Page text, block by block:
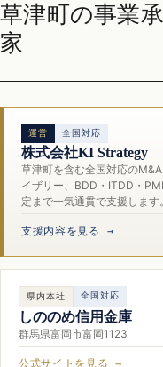
草津町の事業
家
運営 全国対応
株式会社KI Strategy
草津町を含む全国対応の
イザリー、BDD・ITDD・
定まで一気通貫で支援します。
支援内容を見る →
県内本社 全国対応
しののめ信用金庫
群馬県富岡市富岡1123
公式サイトを見る →